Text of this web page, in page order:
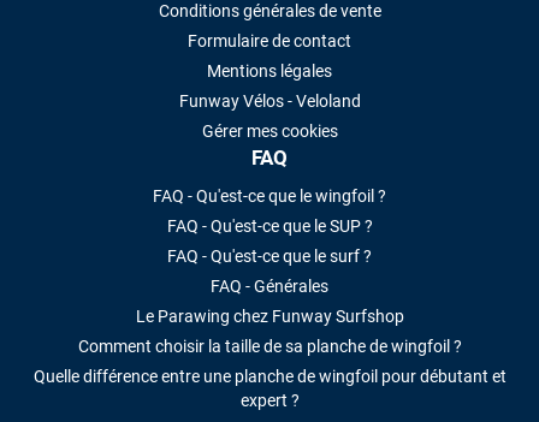
Conditions générales de vente
Formulaire de contact
Mentions légales
Funway Vélos - Veloland
Gérer mes cookies
FAQ
FAQ - Qu'est-ce que le wingfoil ?
FAQ - Qu'est-ce que le SUP ?
FAQ - Qu'est-ce que le surf ?
FAQ - Générales
Le Parawing chez Funway Surfshop
Comment choisir la taille de sa planche de wingfoil ?
Quelle différence entre une planche de wingfoil pour débutant et
expert ?